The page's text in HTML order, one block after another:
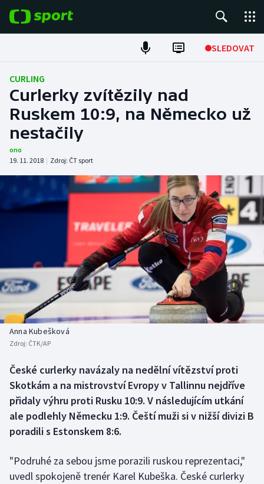
SLEDOVAT
Fotbal
Hokej
Tenis
Atletika
Cyklistika
DALŠÍ SPORTY
Americký fotbal
Baseball a softbal
Basketbal
Biatlon
Box
Curling
Florbal
NEPŘEHLÉDNĚTE
Soutěže
Historické návraty
Aplikace ČT sport
CURLING
Curlerky zvítězily nad
Ruskem 10:9, na Německo už
nestačily
ono
19. 11. 2018 | Zdroj: ČT sport
Anna Kubešková
Zdroj: ČTK/AP
České curlerky navázaly na nedělní vítězství proti
Skotkám a na mistrovství Evropy v Tallinnu nejdříve
přidaly výhru proti Rusku 10:9. V následujícím utkání
ale podlehly Německu 1:9. Čeští muži si v nižší divizi B
poradili s Estonskem 8:6.
"Podruhé za sebou jsme porazili ruskou reprezentaci,"
uvedl spokojeně trenér Karel Kubeška. České curlerky